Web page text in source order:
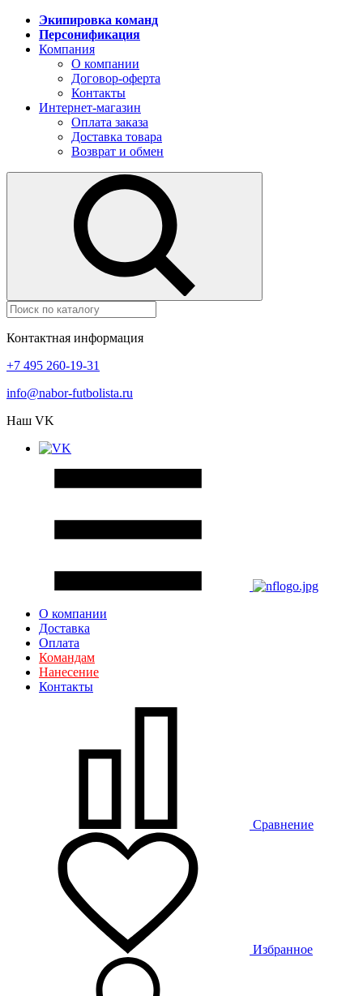
Экипировка команд
Персонификация
Компания
О компании
Договор-оферта
Контакты
Интернет-магазин
Оплата заказа
Доставка товара
Возврат и обмен
Контактная информация
+7 495 260-19-31
info@nabor-futbolista.ru
Наш VK
О компании
Доставка
Оплата
Командам
Нанесение
Контакты
Сравнение
Избранное